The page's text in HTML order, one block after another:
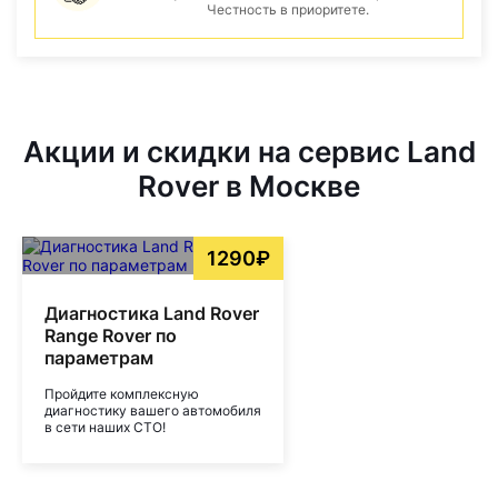
Честность в приоритете.
Акции и скидки на сервис Land
Rover в Москве
1290₽
Диагностика Land Rover
Range Rover по
параметрам
Пройдите комплексную
диагностику вашего автомобиля
в сети наших СТО!